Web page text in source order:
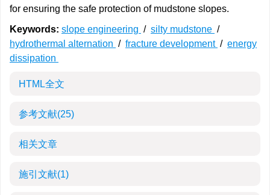
for ensuring the safe protection of mudstone slopes.
Keywords: slope engineering / silty mudstone /
hydrothermal alternation / fracture development / energy
dissipation
HTML全文
参考文献(25)
相关文章
施引文献(1)